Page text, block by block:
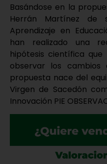
Basándose en la
Herrán Martínez de
Aprendizaje en
han realizado una
hipótesis científica
observar los cambios
propuesta nace del
Virgen de Sacedón
Innovación PIE